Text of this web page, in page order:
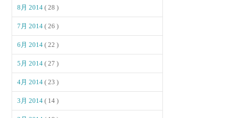
8月 2014( 28 )
7月 2014( 26 )
6月 2014( 22 )
5月 2014( 27 )
4月 2014( 23 )
3月 2014( 14 )